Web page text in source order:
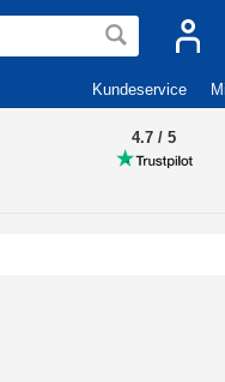
Kundeservice
4.7 / 5